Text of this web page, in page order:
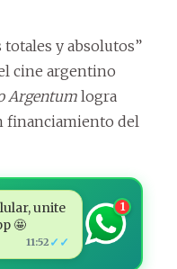
y absolutos”
cine argentino
Argentumlogra
financiamiento del
unite
🤩
11:52 ✓✓
1